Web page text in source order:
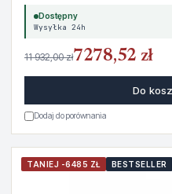
Dostępny
Wysyłka 24h
11 932,00 zł7278,52 zł
Do
Dodaj do porównania
TANIEJ -6485 ZŁ BESTSELLER